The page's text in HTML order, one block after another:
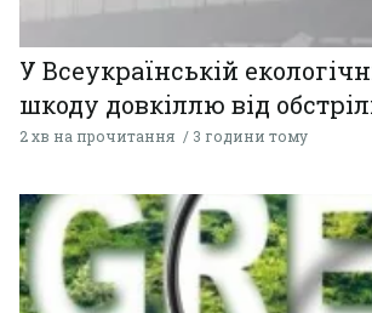
У Всеукраїнській
шкоду довкіллю від
2 хв на прочитання 3 години тому